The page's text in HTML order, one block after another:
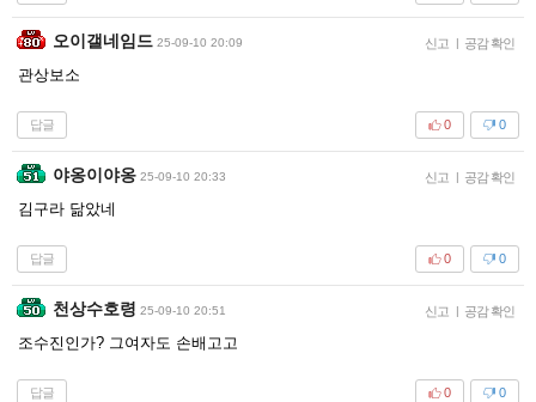
오이갤네임드 25-09-10 20:09 신고 | 공감 확인
관상보소
답글 0
0
야옹이야옹 25-09-10 20:33 신고 | 공감 확인
김구라 닮았네
답글 0
0
천상수호령 25-09-10 20:51 신고 | 공감 확인
조수진인가? 그여자도 손배고고
답글 0
0